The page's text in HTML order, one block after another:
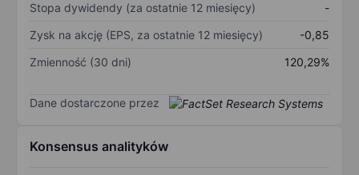
Stopa dywidendy (za ostatnie 12 miesięcy)
-
Zysk na akcję (EPS, za ostatnie 12 miesięcy)
-0,85
Zmienność (30 dni)
120,29%
Dane dostarczone przez
Konsensus analityków